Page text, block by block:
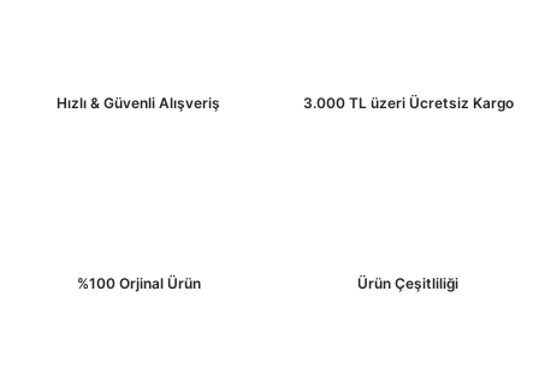
Hızlı & Güvenli Alışveriş 3.000 TL üzeri Ücretsiz Kargo
%100 Orjinal Ürün Ürün Çeşitliliği